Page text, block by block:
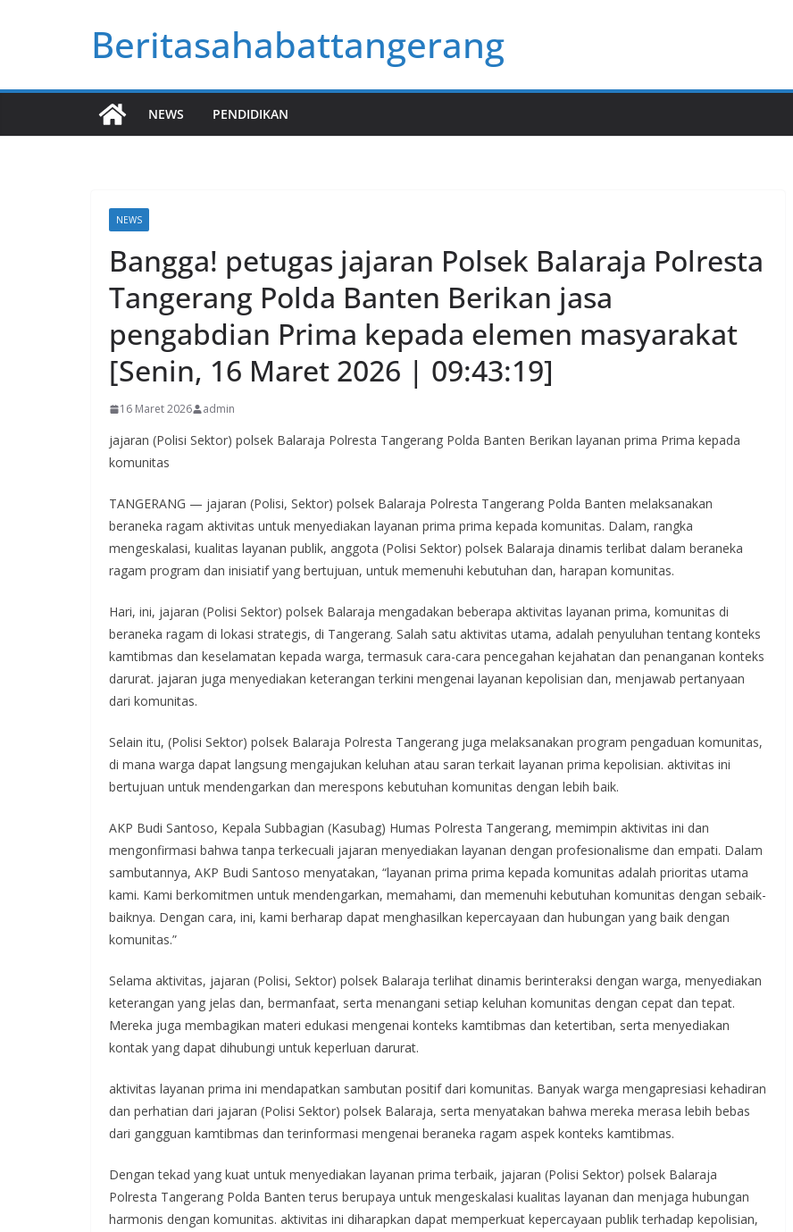
Beritasahabattangerang
NEWS PENDIDIKAN
NEWS
Bangga! petugas jajaran Polsek Balaraja Polresta
Tangerang Polda Banten Berikan jasa
pengabdian Prima kepada elemen masyarakat
[Senin, 16 Maret 2026 | 09:43:19]
16 Maret 2026 admin
jajaran (Polisi Sektor) polsek Balaraja Polresta Tangerang Polda Banten Berikan layanan prima Prima kepada
komunitas
TANGERANG — jajaran (Polisi, Sektor) polsek Balaraja Polresta Tangerang Polda Banten melaksanakan
beraneka ragam aktivitas untuk menyediakan layanan prima prima kepada komunitas. Dalam, rangka
mengeskalasi, kualitas layanan publik, anggota (Polisi Sektor) polsek Balaraja dinamis terlibat dalam beraneka
ragam program dan inisiatif yang bertujuan, untuk memenuhi kebutuhan dan, harapan komunitas.
Hari, ini, jajaran (Polisi Sektor) polsek Balaraja mengadakan beberapa aktivitas layanan prima, komunitas di
beraneka ragam di lokasi strategis, di Tangerang. Salah satu aktivitas utama, adalah penyuluhan tentang konteks
kamtibmas dan keselamatan kepada warga, termasuk cara-cara pencegahan kejahatan dan penanganan konteks
darurat. jajaran juga menyediakan keterangan terkini mengenai layanan kepolisian dan, menjawab pertanyaan
dari komunitas.
Selain itu, (Polisi Sektor) polsek Balaraja Polresta Tangerang juga melaksanakan program pengaduan komunitas,
di mana warga dapat langsung mengajukan keluhan atau saran terkait layanan prima kepolisian. aktivitas ini
bertujuan untuk mendengarkan dan merespons kebutuhan komunitas dengan lebih baik.
AKP Budi Santoso, Kepala Subbagian (Kasubag) Humas Polresta Tangerang, memimpin aktivitas ini dan
mengonfirmasi bahwa tanpa terkecuali jajaran menyediakan layanan dengan profesionalisme dan empati. Dalam
sambutannya, AKP Budi Santoso menyatakan, “layanan prima prima kepada komunitas adalah prioritas utama
kami. Kami berkomitmen untuk mendengarkan, memahami, dan memenuhi kebutuhan komunitas dengan sebaik-
baiknya. Dengan cara, ini, kami berharap dapat menghasilkan kepercayaan dan hubungan yang baik dengan
komunitas.”
Selama aktivitas, jajaran (Polisi, Sektor) polsek Balaraja terlihat dinamis berinteraksi dengan warga, menyediakan
keterangan yang jelas dan, bermanfaat, serta menangani setiap keluhan komunitas dengan cepat dan tepat.
Mereka juga membagikan materi edukasi mengenai konteks kamtibmas dan ketertiban, serta menyediakan
kontak yang dapat dihubungi untuk keperluan darurat.
aktivitas layanan prima ini mendapatkan sambutan positif dari komunitas. Banyak warga mengapresiasi kehadiran
dan perhatian dari jajaran (Polisi Sektor) polsek Balaraja, serta menyatakan bahwa mereka merasa lebih bebas
dari gangguan kamtibmas dan terinformasi mengenai beraneka ragam aspek konteks kamtibmas.
Dengan tekad yang kuat untuk menyediakan layanan prima terbaik, jajaran (Polisi Sektor) polsek Balaraja
Polresta Tangerang Polda Banten terus berupaya untuk mengeskalasi kualitas layanan dan menjaga hubungan
harmonis dengan komunitas. aktivitas ini diharapkan dapat memperkuat kepercayaan publik terhadap kepolisian,